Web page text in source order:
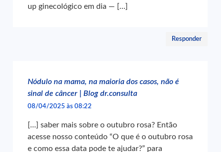
up ginecológico em dia — […]
Responder
Nódulo na mama, na maioria dos casos, não é
sinal de câncer | Blog dr.consulta
08/04/2025 às 08:22
[…] saber mais sobre o outubro rosa? Então
acesse nosso conteúdo “O que é o outubro rosa
e como essa data pode te ajudar?” para